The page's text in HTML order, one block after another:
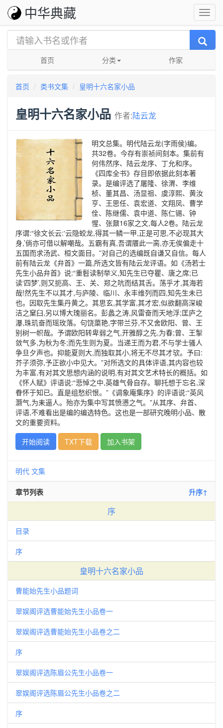
中华典藏
首页 分类 作家
首页 类书文集 皇明十六名家小品
皇明十六名家小品 作者:陆云龙
明文总集。明代陆云龙(字雨侯)编。
共32卷。今存有崇祯间刻本。集前有
何伟然序、陆云龙序、丁允和序。
《四库全书》存目即依据此刻本著
录。是编评选了屠隆、徐渭、李维
桢、董其昌、汤显祖、虞淳熙、黄汝
亨、王思任、袁宏道、文翔凤、曹学
佺、陈继儒、袁中道、陈仁锡、钟
惺、张鼐16家之文,每人2卷。陆云龙
序谓:“徐文长云:‘云隐蛟龙,得其一鳞一甲,正是可思,不必现其大
身,’倘亦可借以解嘲哉。五霸有真,吾谓餍此一脔,亦无俟偏走十
五国而求汤武、桓文面目。”对自己的选编既自谦又自信。每人
前有陆云龙《弁首》一篇,所选文皆有陆云龙评语。如《汤若士
先生小品弁首》说:“重髫读制举义,知先生已夺瞿、唐之席;已
读‘四梦’,则又扼高、王、关、郑之吭而结其舌。荡乎才,其海若
哉!然先生不以其才,与庐陵、临川、永丰维列而四,知先生未已
也。因取先生集丹黄之。其思玄,其学富,其才宏,似欲翻高深峻
洁之窠臼,另以博大瑰丽名。彭蠡之涛,风雷奋而天地浮;匡庐之
瀑,珠玑奋而瑶玫落。句饶蕖艳,字带兰芬,不又舍欧阳、曾、王
别树一帜哉。予谓欧阳转卑弱之气,开雅醇之先,为春;曾、王掣
敛气多,为秋为冬;而先生则为夏。当递王而为君,不与学士骚人
争旦夕声也。抑能夏则大,而独取其小,将无不尽其才欤。予曰:
芥子须弥,予正欲小中见大。”对所选文的具体评语,其内容也较
为丰富,有对其文思想内涵的说明,有对其文艺术特长的概括。如
《怀人赋》评语说:“悲悼之中,英雄气骨自存。聊托想于忘名,深
眷怀于知已。直是组愁织恨。”《调象庵集序》的评语说:“英风
灏气,为耒逼人。殆亦为集中写其愤懑之气。”从其序、弁首、
评语,不难看出是编的编选特色。这也是一部研究晚明小品、散
文的重要资料。
开始阅读
TXT下载 加入书架
明代 文集
章节列表 升序↑
序
目录
序
皇明十六名家小品
曹能始先生小品题词
翠娱阁评选曹能始先生小品卷一
翠娱阁评选曹能始先生小品卷之二
序
翠娱阁评选陈眉公先生小品卷一
翠娱阁评选陈眉公先生小品卷之二
序